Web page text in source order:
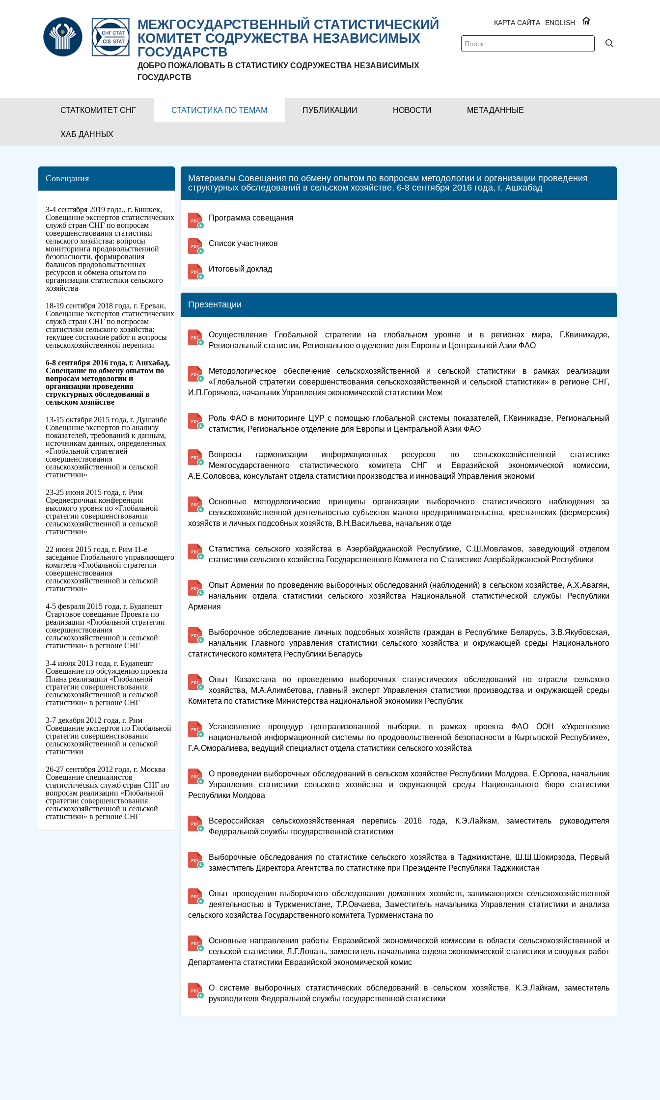
МЕЖГОСУДАРСТВЕННЫЙ СТАТИСТИЧЕСКИЙ
КОМИТЕТ СОДРУЖЕСТВА НЕЗАВИСИМЫХ
ГОСУДАРСТВ
ДОБРО ПОЖАЛОВАТЬ В СТАТИСТИКУ СОДРУЖЕСТВА НЕЗАВИСИМЫХ
ГОСУДАРСТВ
ENGLISH
КАРТА САЙТА
СТАТКОМИТЕТ СНГ СТАТИСТИКА ПО ТЕМАМ ПУБЛИКАЦИИ НОВОСТИ МЕТАДАННЫЕ
ХАБ ДАННЫХ
Совещания
3-4 сентября 2019 года., г. Бишкек,
Совещание экспертов статистических
служб стран СНГ по вопросам
совершенствования статистики
сельского хозяйства: вопросы
мониторинга продовольственной
безопасности, формирования
балансов продовольственных
ресурсов и обмена опытом по
организации статистики сельского
хозяйства
18-19 сентября 2018 года, г. Ереван,
Совещание экспертов статистических
служб стран СНГ по вопросам
статистики сельского хозяйства:
текущее состояние работ и вопросы
сельскохозяйственной переписи
6-8 сентября 2016 года, г. Ашхабад,
Совещание по обмену опытом по
вопросам методологии и
организации проведения
структурных обследований в
сельском хозяйстве
13-15 октября 2015 года, г. Душанбе
Совещание экспертов по анализу
показателей, требований к данным,
источникам данных, определенных
«Глобальной стратегией
совершенствования
сельскохозяйственной и сельской
статистики»
23-25 июня 2015 года, г. Рим
Среднесрочная конференция
высокого уровня по «Глобальной
стратегии совершенствования
сельскохозяйственной и сельской
статистики»
22 июня 2015 года, г. Рим 11-е
заседание Глобального управляющего
комитета «Глобальной стратегии
совершенствования
сельскохозяйственной и сельской
статистики»
4-5 февраля 2015 года, г. Будапешт
Стартовое совещание Проекта по
реализации «Глобальной стратегии
совершенствования
сельскохозяйственной и сельской
статистики» в регионе СНГ
3-4 июля 2013 года, г. Будапешт
Cовещание по обсуждению проекта
Плана реализации «Глобальной
стратегии совершенствования
сельскохозяйственной и сельской
статистики» в регионе СНГ
3-7 декабря 2012 года, г. Рим
Совещание экспертов по Глобальной
стратегии совершенствования
сельскохозяйственной и сельской
статистики
26-27 сентября 2012 года, г. Москва
Cовещание специалистов
статистических служб стран СНГ по
вопросам реализации «Глобальной
стратегии совершенствования
сельскохозяйственной и сельской
статистики» в регионе СНГ
Материалы Совещания по обмену опытом по вопросам методологии и организации проведения
структурных обследований в сельском хозяйстве, 6-8 сентября 2016 года, г. Ашхабад
Программа совещания
Список участников
Итоговый доклад
Презентации
Осуществление Глобальной стратегии на глобальном уровне и в регионах мира, Г.Квиникадзе,
Региональный статистик, Региональное отделение для Европы и Центральной Азии ФАО
Методологическое обеспечение сельскохозяйственной и сельской статистики в рамках реализации
«Глобальной стратегии совершенствования сельскохозяйственной и сельской статистики» в регионе СНГ,
И.П.Горячева, начальник Управления экономической статистики Меж
Роль ФАО в мониторинге ЦУР с помощью глобальной системы показателей, Г.Квиникадзе, Региональный
статистик, Региональное отделение для Европы и Центральной Азии ФАО
Вопросы гармонизации информационных ресурсов по сельскохозяйственной статистике
Межгосударственного статистического комитета СНГ и Евразийской экономической комиссии,
А.Е.Соловова, консультант отдела статистики производства и инноваций Управления экономи
Основные методологические принципы организации выборочного статистического наблюдения за
сельскохозяйственной деятельностью субъектов малого предпринимательства, крестьянских (фермерских)
хозяйств и личных подсобных хозяйств, В.Н.Васильева, начальник отде
Статистика сельского хозяйства в Азербайджанской Республике, С.Ш.Мовламов, заведующий отделом
статистики сельского хозяйства Государственного Комитета по Статистике Азербайджанской Республики
Опыт Армении по проведению выборочных обследований (наблюдений) в сельском хозяйстве, А.Х.Авагян,
начальник отдела статистики сельского хозяйства Национальной статистической службы Республики
Армения
Выборочное обследование личных подсобных хозяйств граждан в Республике Беларусь, З.В.Якубовская,
начальник Главного управления статистики сельского хозяйства и окружающей среды Национального
статистического комитета Республики Беларусь
Опыт Казахстана по проведению выборочных статистических обследований по отрасли сельского
хозяйства, М.А.Алимбетова, главный эксперт Управления статистики производства и окружающей среды
Комитета по статистике Министерства национальной экономики Республик
Установление процедур централизованной выборки, в рамках проекта ФАО ООН «Укрепление
национальной информационной системы по продовольственной безопасности в Кыргызской Республике»,
Г.А.Оморалиева, ведущий специалист отдела статистики сельского хозяйства
О проведении выборочных обследований в сельском хозяйстве Республики Молдова, Е.Орлова, начальник
Управления статистики сельского хозяйства и окружающей среды Национального бюро статистики
Республики Молдова
Всероссийская сельскохозяйственная перепись 2016 года, К.Э.Лайкам, заместитель руководителя
Федеральной службы государственной статистики
Выборочные обследования по статистике сельского хозяйства в Таджикистане, Ш.Ш.Шокирзода, Первый
заместитель Директора Агентства по статистике при Президенте Республики Таджикистан
Опыт проведения выборочного обследования домашних хозяйств, занимающихся сельскохозяйственной
деятельностью в Туркменистане, Т.Р.Овчаева, Заместитель начальника Управления статистики и анализа
сельского хозяйства Государственного комитета Туркменистана по
Основные направления работы Евразийской экономической комиссии в области сельскохозяйственной и
сельской статистики, Л.Г.Ловать, заместитель начальника отдела экономической статистики и сводных работ
Департамента статистики Евразийской экономической комис
О системе выборочных статистических обследований в сельском хозяйстве, К.Э.Лайкам, заместитель
руководителя Федеральной службы государственной статистики